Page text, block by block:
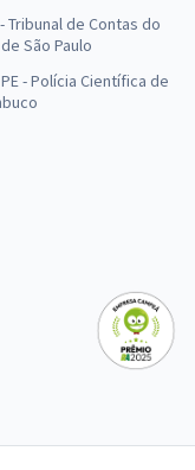
- Tribunal de Contas do
São Paulo
- Polícia Científica de